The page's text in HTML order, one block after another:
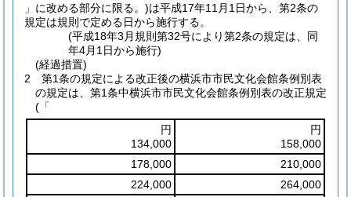
」に改める部分に限る。)は平成17年11月1日から、第2条の
規定は規則で定める日から施行する。
(平成18年3月規則第32号により第2条の規定は、同
年4月1日から施行)
(経過措置)
2
第1条の規定による改正後の横浜市市民文化会館条例別表
の規定は、第1条中横浜市市民文化会館条例別表の改正規定
(「
円
134,000
円
158,000
178,000
210,000
224,000
264,000